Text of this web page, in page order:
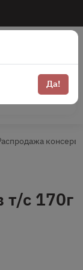
т/с 170г
Да!